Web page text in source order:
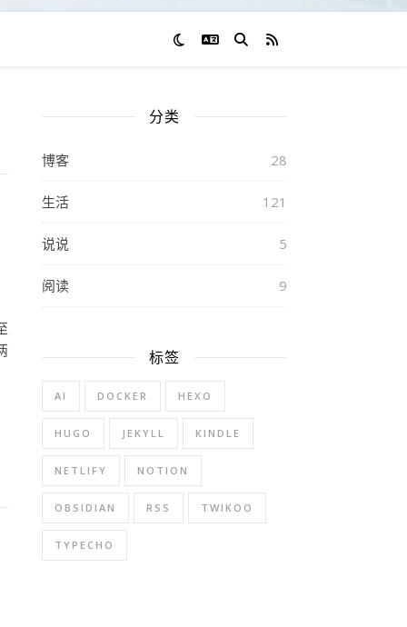
切换语言RSS 订阅
分类
博客 28
生活 121
说说 5
阅读 9
标签
AI DOCKER HEXO
HUGO JEKYLL KINDLE
NETLIFY NOTION
OBSIDIAN RSS TWIKOO
TYPECHO